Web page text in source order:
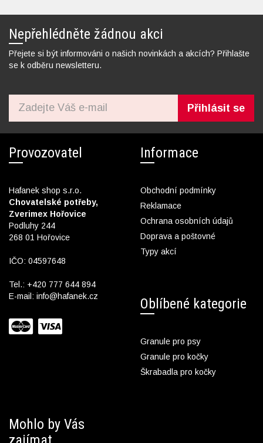
Nepřehlédněte žádnou akci
Přejete si být informováni o našich novinkách a akcích? Přihlašte
se k odběru newsletteru.
Přihlásit se
Provozovatel
Hafanek shop s.r.o.
Chovatelské potřeby,
Zverimex Hořovice
Podluhy 244
268 01 Hořovice
IČO: 04597648
Tel.: +420 777 644 894
E-mail: info@hafanek.cz
Informace
Obchodní podmínky
Reklamace
Ochrana osobních údajů
Doprava a poštovné
Typy akcí
Oblíbené kategorie
Granule pro psy
Granule pro kočky
Škrabadla pro kočky
Mohlo by Vás